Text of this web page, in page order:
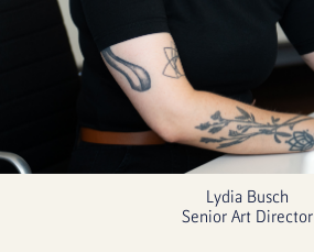
Lydia Busch
Senior Art Director